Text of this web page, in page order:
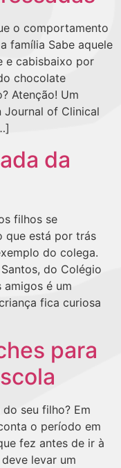
o comportamento
família Sabe aquele
e cabisbaixo por
chocolate
Atenção! Um
Journal of Clinical
da
filhos se
que está por trás
do colega.
do Colégio
amigos é um
fica curiosa
para
seu filho? Em
o período em
fez antes de ir à
levar um